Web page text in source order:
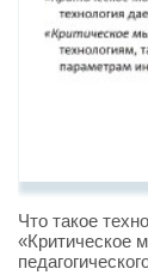
Что такое
«Критическое